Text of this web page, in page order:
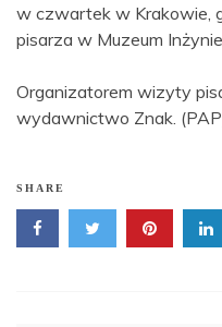
w czwartek w Krakowie,
pisarza w Muzeum
Organizatorem wizyty
wydawnictwo Znak.
SHARE